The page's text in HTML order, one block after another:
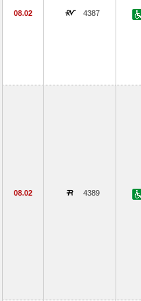
08.02 4387
08.02 4389